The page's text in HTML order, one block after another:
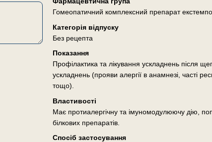
Гомеопатичний комплексний препарат
Категорія відпуску
Без рецепта
Показання
Профілактика та лікування ускладнень після
ускладнень (прояви алергії в анамнезі, часті
тощо).
Властивості
Має протиалергічну та імуномодулюючу дію,
білкових препаратів.
Спосіб застосування